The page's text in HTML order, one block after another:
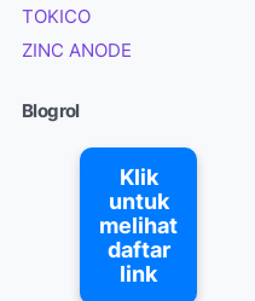
TOKICO
ZINC ANODE
Blogrol
Klik
untuk
melihat
daftar
link